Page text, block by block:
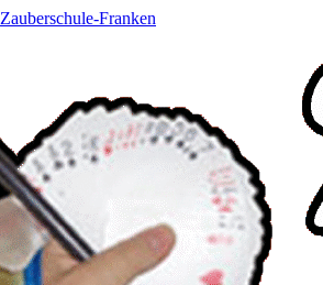
Zauberschule-Franken